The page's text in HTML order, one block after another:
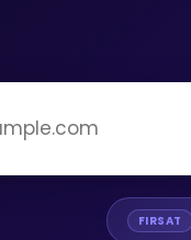
FIRSAT